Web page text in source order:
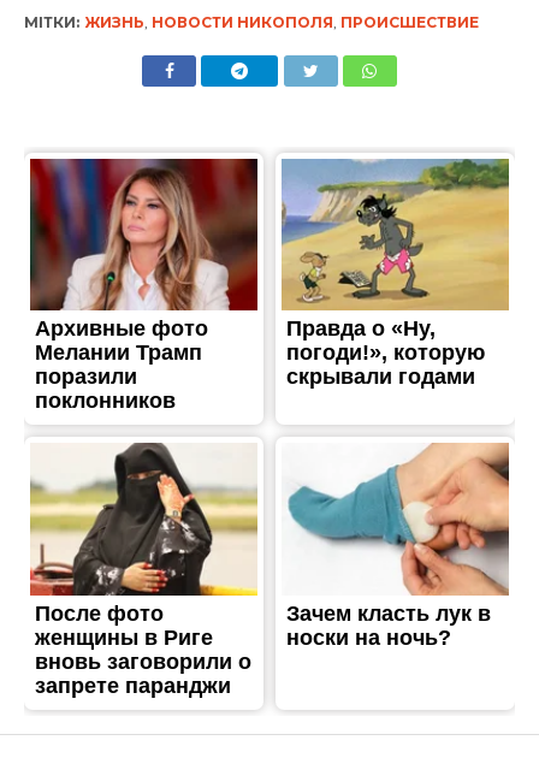
МІТКИ: ЖИЗНЬ НОВОСТИ НИКОПОЛЯ ПРОИСШЕСТВИЕ